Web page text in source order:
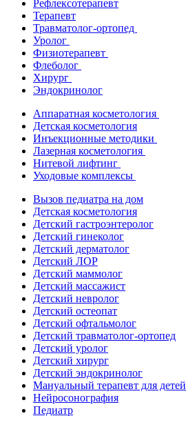
Рефлексотерапевт
Терапевт
Травматолог-ортопед
Уролог
Физиотерапевт
Флеболог
Хирург
Эндокринолог
Аппаратная косметология
Детская косметология
Инъекционные методики
Лазерная косметология
Нитевой лифтинг
Уходовые комплексы
Вызов педиатра на дом
Детская косметология
Детский гастроэнтеролог
Детский гинеколог
Детский дерматолог
Детский ЛОР
Детский маммолог
Детский массажист
Детский невролог
Детский остеопат
Детский офтальмолог
Детский травматолог-ортопед
Детский уролог
Детский хирург
Детский эндокринолог
Мануальный терапевт для детей
Нейросонография
Педиатр